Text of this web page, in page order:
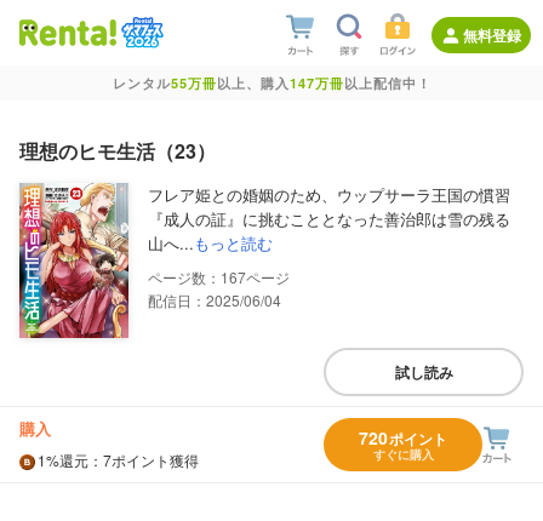
無料登録
レンタル55万冊以上、購入147万冊以上配信中！
理想のヒモ生活（23）
フレア姫との婚姻のため、ウップサーラ王国の慣習
『成人の証』に挑むこととなった善治郎は雪の残る
山へ...もっと読む
167
配信日：2025/06/04
試し読み
購入
1%還元 ：7ポイント獲得
720ポイント
すぐに購入